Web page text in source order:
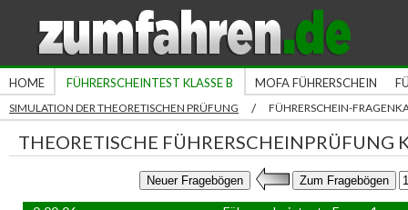
HOME FÜHRERSCHEINTEST KLASSE B MOFA FÜHRERSCHEIN
SIMULATION DER THEORETISCHEN PRÜFUNG / FÜHRERSCHEIN-
THEORETISCHE FÜHRERSCHEINPRÜFUNG